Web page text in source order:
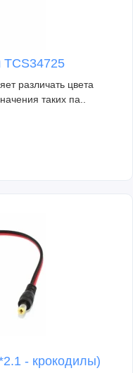
TCS34725
различать цвета
таких па..
- крокодилы)